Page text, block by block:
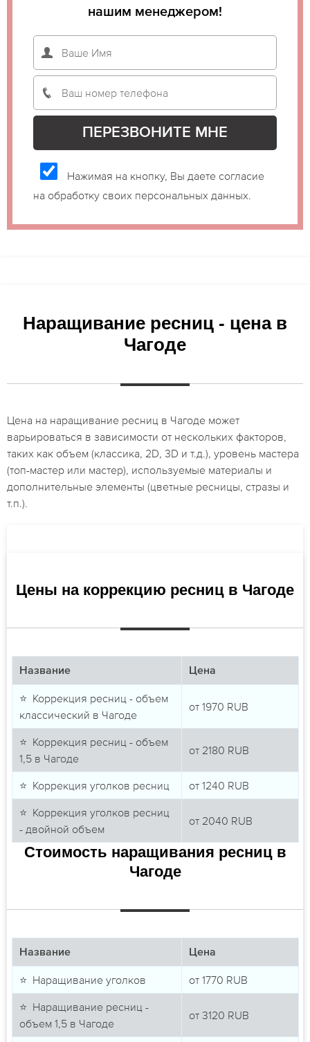
нашим менеджером!
Нажимая на кнопку, Вы даете согласие
на обработку своих персональных данных.
Наращивание ресниц - цена в
Чагоде
Цена на наращивание ресниц в Чагоде может
варьироваться в зависимости от нескольких факторов,
таких как объем (классика, 2D, 3D и т.д.), уровень мастера
(топ-мастер или мастер), используемые материалы и
дополнительные элементы (цветные ресницы, стразы и
т.п.).
Цены на коррекцию ресниц в Чагоде
Название Цена
⭐ Коррекция ресниц - объем
классический в Чагоде
от 1970 RUB
⭐ Коррекция ресниц - объем
1,5 в Чагоде
от 2180 RUB
⭐ Коррекция уголков ресниц от 1240 RUB
⭐ Коррекция уголков ресниц
- двойной объем
от 2040 RUB
Стоимость наращивания ресниц в
Чагоде
Название Цена
⭐ Наращивание уголков от 1770 RUB
⭐ Наращивание ресниц -
объем 1,5 в Чагоде
от 3120 RUB